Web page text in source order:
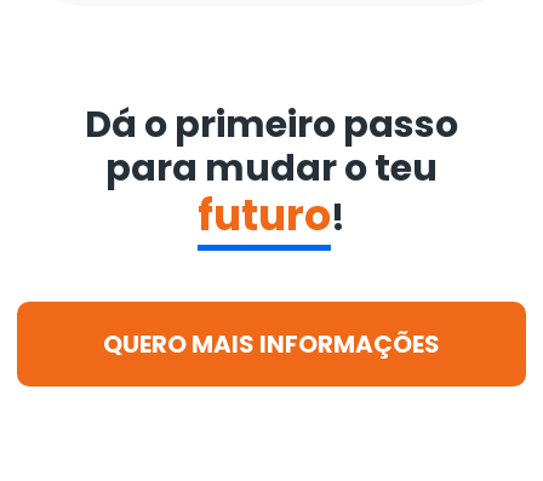
Dá o primeiro passo
para mudar o teu
futuro!
QUERO MAIS INFORMAÇÕES